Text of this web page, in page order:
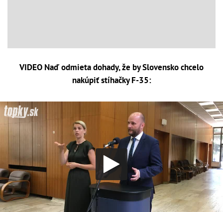
VIDEO Naď odmieta dohady, že by Slovensko chcelo
nakúpiť stíhačky F-35: